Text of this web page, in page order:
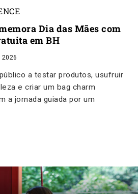
Dia das Mães com
em BH
2026
a testar produtos, usufruir
e criar um bag charm
a jornada guiada por um